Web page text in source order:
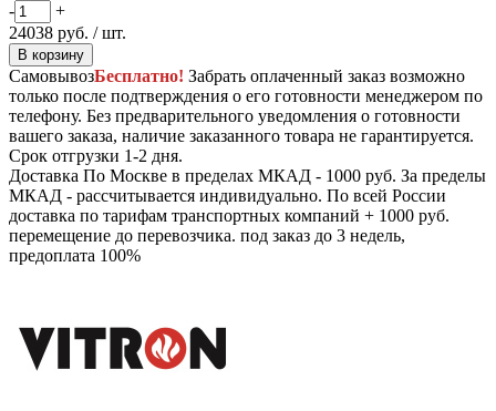
-
+
24038 руб. / шт.
В корзину
СамовывозБесплатно! Забрать оплаченный заказ возможно
только после подтверждения о его готовности менеджером по
телефону. Без предварительного уведомления о готовности
вашего заказа, наличие заказанного товара не гарантируется.
Срок отгрузки 1-2 дня.
Доставка По Москве в пределах МКАД - 1000 руб. За пределы
МКАД - рассчитывается индивидуально. По всей России
доставка по тарифам транспортных компаний + 1000 руб.
перемещение до перевозчика. под заказ до 3 недель,
предоплата 100%